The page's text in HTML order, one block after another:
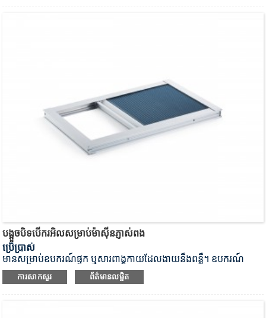
បង្អួចបិទបើករអិលសម្រាប់ម៉ាស៊ីនភ្ញាស់ពង
ប្រើប្រាស់
មានសម្រាប់ឧបករណ៍ផ្ទុក ឬសារពាង្គកាយដែលងាយនឹងពន្លឺ។ ឧបករណ៍
ភ្ញាស់ពង Radobio ណាមួយអាចត្រូវបានបំពាក់ដោយបង្អួចបិទបាំងពន្លឺដើម្បី
ការពារពន្លឺថ្ងៃដែលមិនចង់បាន។ យើងក៏អាចផ្តល់ជូននូវបង្អួចបិទបាំងពន្លឺរអិល
ការសាកសួរ ព័ត៌មានលម្អិត